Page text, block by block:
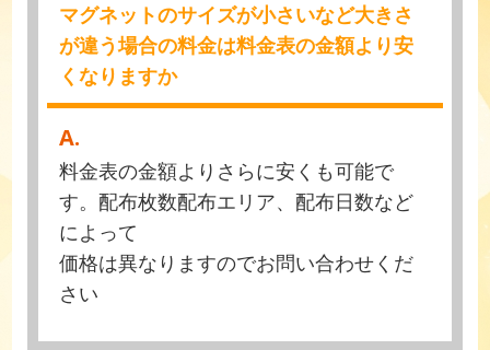
マグネットのサイズが小さいなど大きさ
が違う場合の料金は料金表の金額より安
くなりますか
A.
料金表の金額よりさらに安くも可能で
す。配布枚数配布エリア、配布日数など
によって
価格は異なりますのでお問い合わせくだ
さい